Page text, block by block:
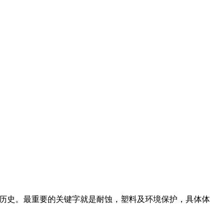
史。最重要的关键字就是耐蚀，塑料及环境保护，具体体